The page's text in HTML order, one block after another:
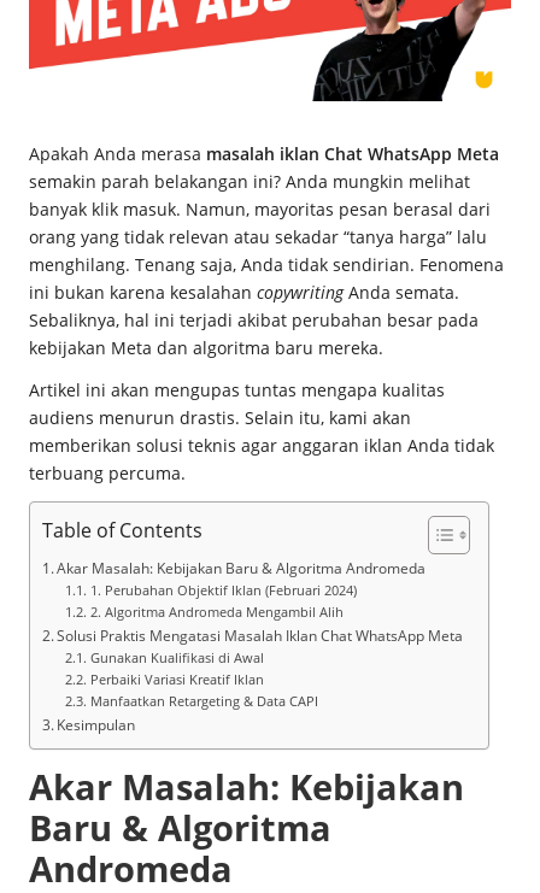
z
Apakah Anda merasa masalah iklan Chat WhatsApp Meta
semakin parah belakangan ini? Anda mungkin melihat
banyak klik masuk. Namun, mayoritas pesan berasal dari
orang yang tidak relevan atau sekadar “tanya harga” lalu
menghilang. Tenang saja, Anda tidak sendirian. Fenomena
ini bukan karena kesalahan copywritingAnda semata.
Sebaliknya, hal ini terjadi akibat perubahan besar pada
kebijakan Meta dan algoritma baru mereka.
Artikel ini akan mengupas tuntas mengapa kualitas
audiens menurun drastis. Selain itu, kami akan
memberikan solusi teknis agar anggaran iklan Anda tidak
terbuang percuma.
Table of Contents
Akar Masalah: Kebijakan Baru & Algoritma Andromeda
1. Perubahan Objektif Iklan (Februari 2024)
2. Algoritma Andromeda Mengambil Alih
Solusi Praktis Mengatasi Masalah Iklan Chat WhatsApp Meta
Gunakan Kualifikasi di Awal
Perbaiki Variasi Kreatif Iklan
Manfaatkan Retargeting & Data CAPI
Kesimpulan
Akar Masalah: Kebijakan
Baru & Algoritma
Andromeda